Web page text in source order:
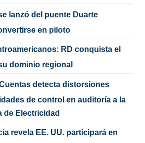
lanzó del puente Duarte
en piloto
RD conquista el
dominio regional
detecta distorsiones
de control en auditoría a la
de Electricidad
revela EE. UU. participará en